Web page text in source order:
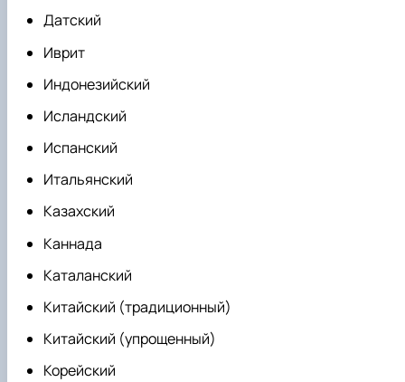
Датский
Иврит
Индонезийский
Исландский
Испанский
Итальянский
Казахский
Каннада
Каталанский
Китайский (традиционный)
Китайский (упрощенный)
Корейский